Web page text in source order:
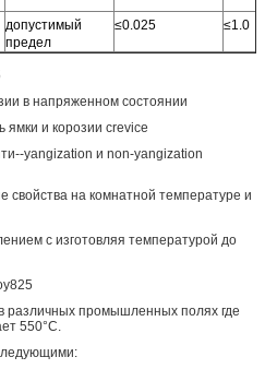
допустимый
предел
≤0.025 ≤1.0
в напряженном состоянии
ямки и корозии crevice
yangization и non-yangization
на комнатной температуре и
с изготовляя температурой до
различных промышленных полях где
550°C.